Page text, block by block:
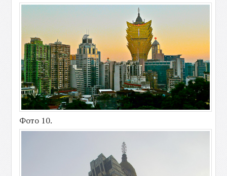
Фото 10.